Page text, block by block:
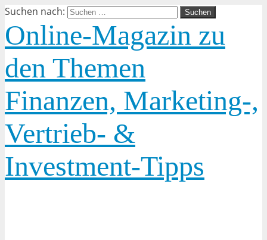
Suchen nach:
Online-Magazin zu
den Themen
Finanzen, Marketing-,
Vertrieb- &
Investment-Tipps